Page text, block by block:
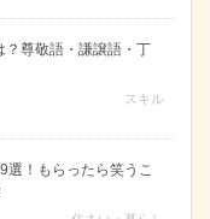
？尊敬語・謙譲語・丁
スキル
選！もらったら笑うこ